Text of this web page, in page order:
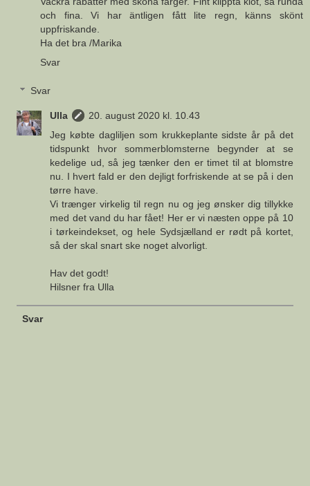
och fina. Vi har äntligen fått lite regn, känns skönt
uppfriskande.
Ha det bra /Marika
Svar
Svar
Ulla
20. august 2020 kl. 10.43
Jeg købte dagliljen som krukkeplante sidste år på det
tidspunkt hvor sommerblomsterne begynder at se
kedelige ud, så jeg tænker den er timet til at blomstre
nu. I hvert fald er den dejligt forfriskende at se på i den
tørre have.
Vi trænger virkelig til regn nu og jeg ønsker dig tillykke
med det vand du har fået! Her er vi næsten oppe på 10
i tørkeindekset, og hele Sydsjælland er rødt på kortet,
så der skal snart ske noget alvorligt.
Hav det godt!
Hilsner fra Ulla
Svar